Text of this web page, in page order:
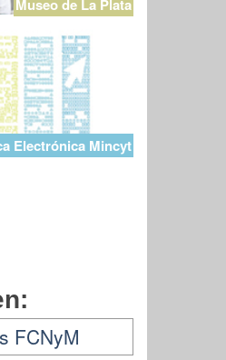
Museo de La Plata
Electrónica Mincyt
FCNyM